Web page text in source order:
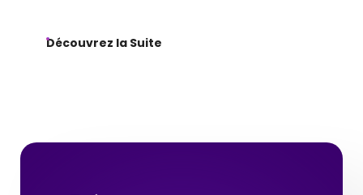
Découvrez la Suite